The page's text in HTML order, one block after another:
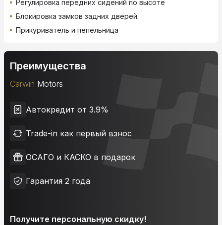
Регулировка передних сидений по высоте
Блокировка замков задних дверей
Прикуриватель и пепельница
Преимущества
Carwin Motors
Автокредит от 3.9%
Trade-in как первый взнос
ОСАГО и КАСКО в подарок
Гарантия 2 года
Получите персональную скидку!